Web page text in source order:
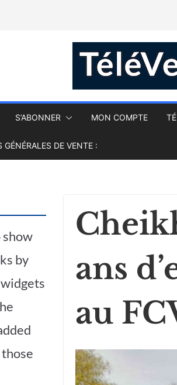
S’ABONNER MON COMPTE
DE VENTE :
ans
au
show
by